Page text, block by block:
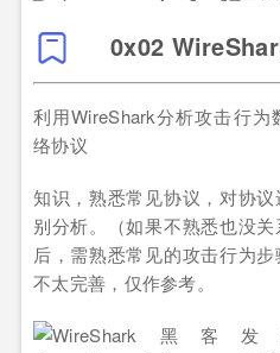
0x02
利用WireShark分析攻击行
络协议
知识，熟悉常见协议，对协
别分析。（如果不熟悉也没
后，需熟悉常见的攻击行为
不太完善，仅作参考。